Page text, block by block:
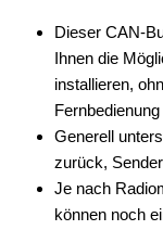
Dieser CAN-
Ihnen die
installieren,
Generell
zurück,
Je nach
können noch